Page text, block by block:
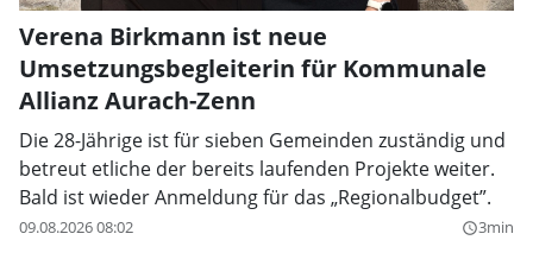
Verena Birkmann ist neue
Umsetzungsbegleiterin für Kommunale
Allianz Aurach-Zenn
Die 28-Jährige ist für sieben Gemeinden zuständig und
betreut etliche der bereits laufenden Projekte weiter.
Bald ist wieder Anmeldung für das „Regionalbudget”.
09.08.2026 08:02 query_builder3min